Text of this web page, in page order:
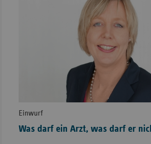
Einwurf
Was darf ein Arzt, was darf er